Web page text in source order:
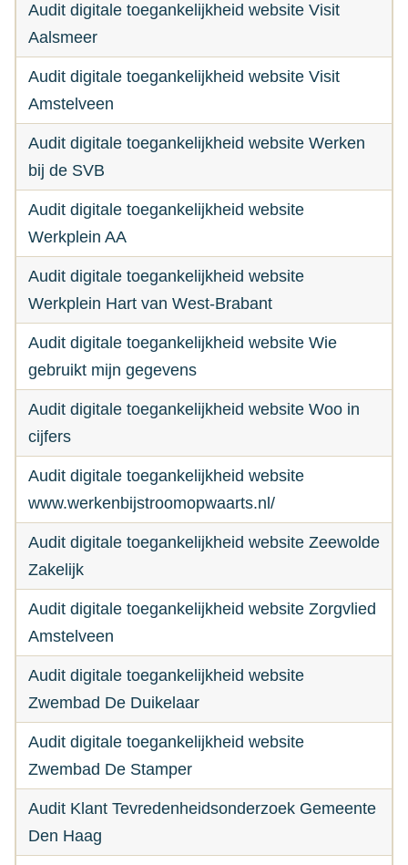
Audit digitale toegankelijkheid website Visit
Aalsmeer
Audit digitale toegankelijkheid website Visit
Amstelveen
Audit digitale toegankelijkheid website Werken
bij de SVB
Audit digitale toegankelijkheid website
Werkplein AA
Audit digitale toegankelijkheid website
Werkplein Hart van West-Brabant
Audit digitale toegankelijkheid website Wie
gebruikt mijn gegevens
Audit digitale toegankelijkheid website Woo in
cijfers
Audit digitale toegankelijkheid website
www.werkenbijstroomopwaarts.nl/
Audit digitale toegankelijkheid website Zeewolde
Zakelijk
Audit digitale toegankelijkheid website Zorgvlied
Amstelveen
Audit digitale toegankelijkheid website
Zwembad De Duikelaar
Audit digitale toegankelijkheid website
Zwembad De Stamper
Audit Klant Tevredenheidsonderzoek Gemeente
Den Haag